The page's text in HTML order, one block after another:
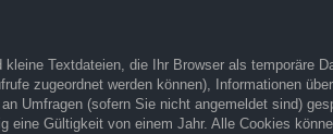
Textdateien, die Ihr Browser als temporäre
zugeordnet werden können), Informationen
Umfragen (sofern Sie nicht angemeldet sind)
Gültigkeit von einem Jahr. Alle Cookies